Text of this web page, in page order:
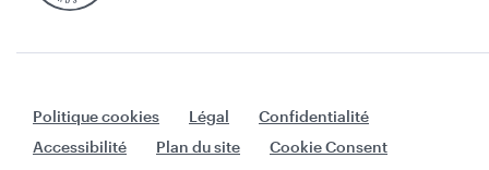
Politique cookies Légal
Confidentialité
Accessibilité
Plan du site Cookie Consent